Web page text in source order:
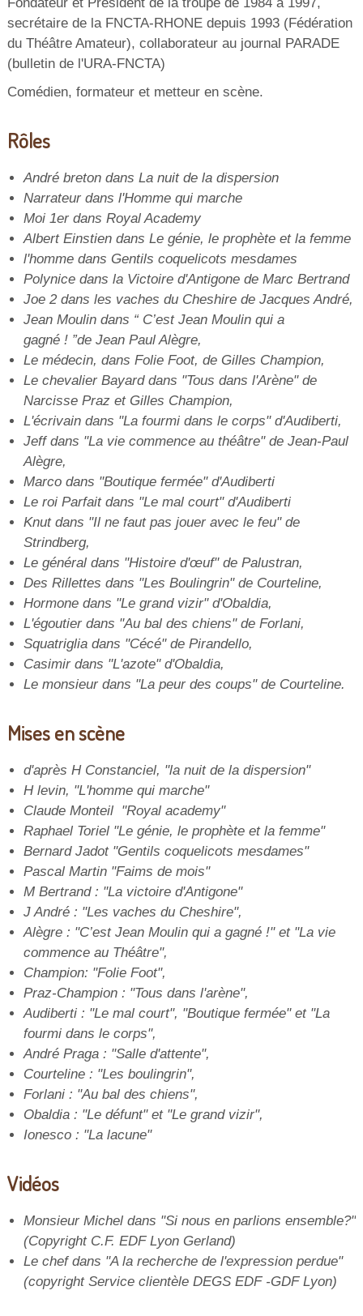
secrétaire de la FNCTA-RHONE depuis 1993 (Fédération
du Théâtre Amateur), collaborateur au journal PARADE
(bulletin de l'URA-FNCTA)
Comédien, formateur et metteur en scène.
Rôles
André breton dans La nuit de la dispersion
Narrateur dans l'Homme qui marche
Moi 1er dans Royal Academy
Albert Einstien dans Le génie, le prophète et la femme
l'homme dans Gentils coquelicots mesdames
Polynice dans la Victoire d'Antigone de Marc Bertrand
Joe 2 dans les vaches du Cheshire de Jacques André,
Jean Moulin dans “ C’est Jean Moulin qui a
gagné ! ”de Jean Paul Alègre,
Le médecin, dans Folie Foot, de Gilles Champion,
Le chevalier Bayard dans "Tous dans l'Arène" de
Narcisse Praz et Gilles Champion,
L'écrivain dans "La fourmi dans le corps" d'Audiberti,
Jeff dans "La vie commence au théâtre" de Jean-Paul
Alègre,
Marco dans "Boutique fermée" d'Audiberti
Le roi Parfait dans "Le mal court" d'Audiberti
Knut dans "Il ne faut pas jouer avec le feu" de
Strindberg,
Le général dans "Histoire d'œuf" de Palustran,
Des Rillettes dans "Les Boulingrin" de Courteline,
Hormone dans "Le grand vizir" d'Obaldia,
L'égoutier dans "Au bal des chiens" de Forlani,
Squatriglia dans "Cécé" de Pirandello,
Casimir dans "L'azote" d'Obaldia,
Le monsieur dans "La peur des coups" de Courteline.
Mises en scène
d'après H Constanciel, "la nuit de la dispersion"
H levin, "L'homme qui marche"
Claude Monteil "Royal academy"
Raphael Toriel "Le génie, le prophète et la femme"
Bernard Jadot "Gentils coquelicots mesdames"
Pascal Martin "Faims de mois"
M Bertrand : "La victoire d'Antigone"
J André : "Les vaches du Cheshire",
Alègre : "C’est Jean Moulin qui a gagné !" et "La vie
commence au Théâtre",
Champion: "Folie Foot",
Praz-Champion : "Tous dans l'arène",
Audiberti : "Le mal court", "Boutique fermée" et "La
fourmi dans le corps",
André Praga : "Salle d'attente",
Courteline : "Les boulingrin",
Forlani : "Au bal des chiens",
Obaldia : "Le défunt" et "Le grand vizir",
Ionesco : "La lacune"
Vidéos
Monsieur Michel dans "Si nous en parlions ensemble?"
(Copyright C.F. EDF Lyon Gerland)
Le chef dans "A la recherche de l'expression perdue"
(copyright Service clientèle DEGS EDF -GDF Lyon)